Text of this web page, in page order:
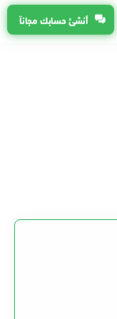
أنشئ حسابك مجاناً